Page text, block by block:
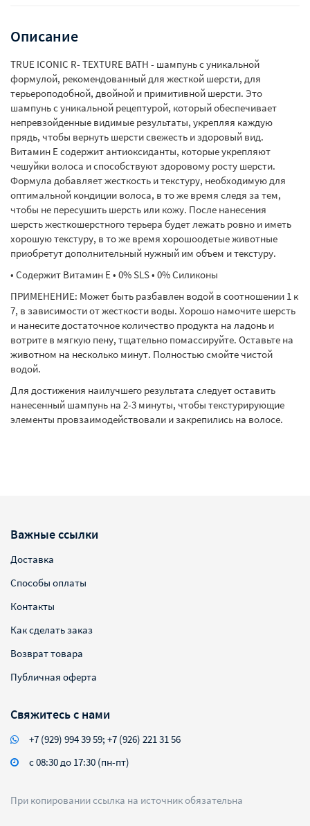
Описание
TRUE ICONIC R- TEXTURE BATH - шампунь с уникальной
формулой, рекомендованный для жесткой шерсти, для
терьероподобной, двойной и примитивной шерсти. Это
шампунь с уникальной рецептурой, который обеспечивает
непревзойденные видимые результаты, укрепляя каждую
прядь, чтобы вернуть шерсти свежесть и здоровый вид.
Витамин Е содержит антиоксиданты, которые укрепляют
чешуйки волоса и способствуют здоровому росту шерсти.
Формула добавляет жесткость и текстуру, необходимую для
оптимальной кондиции волоса, в то же время следя за тем,
чтобы не пересушить шерсть или кожу. После нанесения
шерсть жесткошерстного терьера будет лежать ровно и иметь
хорошую текстуру, в то же время хорошоодетые животные
приобретут дополнительный нужный им объем и текстуру.
• Содержит Витамин Е • 0% SLS • 0% Силиконы
ПРИМЕНЕНИЕ: Может быть разбавлен водой в соотношении 1 к
7, в зависимости от жесткости воды. Хорошо намочите шерсть
и нанесите достаточное количество продукта на ладонь и
вотрите в мягкую пену, тщательно помассируйте. Оставьте на
животном на несколько минут. Полностью смойте чистой
водой.
Для достижения наилучшего результата следует оставить
нанесенный шампунь на 2-3 минуты, чтобы текстурирующие
элементы провзаимодействовали и закрепились на волосе.
Важные ссылки
Доставка
Способы оплаты
Контакты
Как сделать заказ
Возврат товара
Публичная оферта
Свяжитесь с нами
+7 (929) 994 39 59; +7 (926) 221 31 56
с 08:30 до 17:30 (пн-пт)
При копировании ссылка на источник обязательна